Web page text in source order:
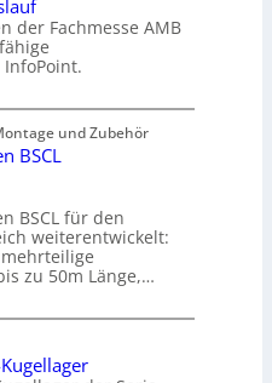
der Fachmesse AMB
und Zubehör
BSCL
BSCL für den
weiterentwickelt:
zu 50m Länge,…